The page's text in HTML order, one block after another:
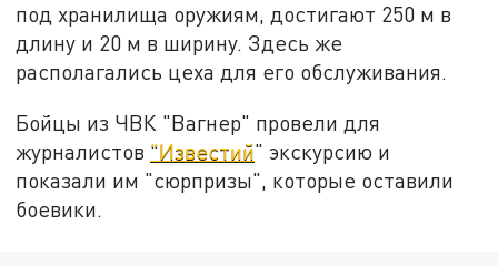
под хранилища оружиям, достигают 250 м в
длину и 20 м в ширину. Здесь же
располагались цеха для его обслуживания.
Бойцы из ЧВК "Вагнер" провели для
журналистов "Известий" экскурсию и
показали им "сюрпризы", которые оставили
боевики.